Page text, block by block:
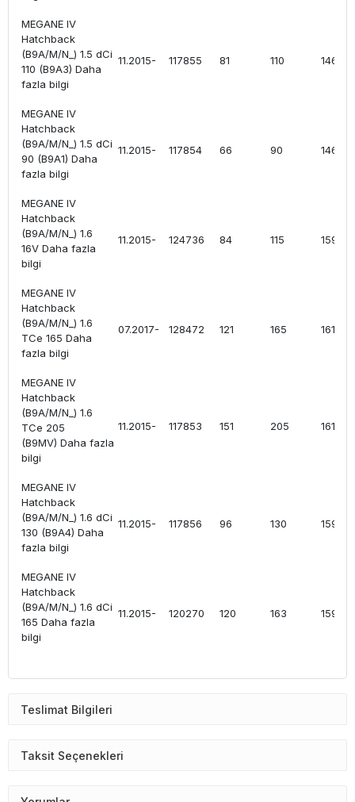
MEGANE IV
Hatchback
(B9A/M/N_) 1.5 dCi
110 (B9A3) Daha
fazla bilgi
11.2015- 117855 81 110 1461
MEGANE IV
Hatchback
(B9A/M/N_) 1.5 dCi
90 (B9A1) Daha
fazla bilgi
11.2015- 117854 66 90 1461
MEGANE IV
Hatchback
(B9A/M/N_) 1.6
16V Daha fazla
bilgi
11.2015- 124736 84 115 1598
MEGANE IV
Hatchback
(B9A/M/N_) 1.6
TCe 165 Daha
fazla bilgi
07.2017- 128472 121 165 1618
MEGANE IV
Hatchback
(B9A/M/N_) 1.6
TCe 205
(B9MV) Daha fazla
bilgi
11.2015- 117853 151 205 1618
MEGANE IV
Hatchback
(B9A/M/N_) 1.6 dCi
130 (B9A4) Daha
fazla bilgi
11.2015- 117856 96 130 1598
MEGANE IV
Hatchback
(B9A/M/N_) 1.6 dCi
165 Daha fazla
bilgi
11.2015- 120270 120 163 1598
Teslimat Bilgileri
Taksit Seçenekleri